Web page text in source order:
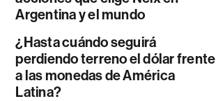
Argentina y el mundo
¿Hasta cuándo seguirá
perdiendo terreno el dólar frente
a las monedas de América
Latina?